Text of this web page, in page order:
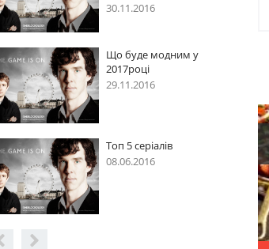
30.11.2016
Що буде модним у
2017році
29.11.2016
Топ 5 серіалів
08.06.2016